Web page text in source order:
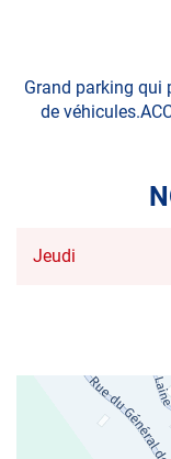
Grand parking qui
de
Horaires
Jeudi